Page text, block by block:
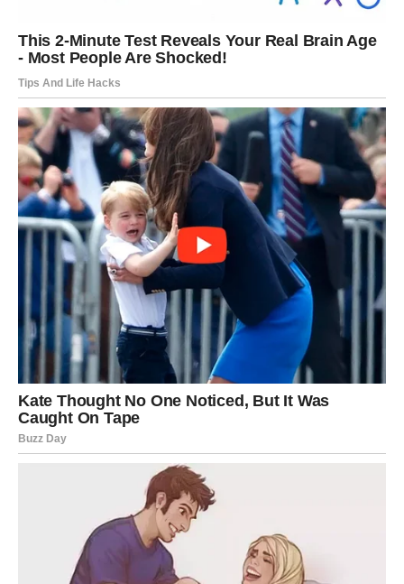
DJEVICA
Jedan problem koji vas dugo prati počinje se rješavati.
Osjećaj olakšanja bit će veći nego što očekujete.
Poruka zvijezda
Ne nosite više teret koji vam ne pripada.
Mir dolazi u pravom trenutku
Pred vama su važni trenuci.
VAGA
Pred vama je susret koji bi mogao ostaviti snažan utisak.
Sudbina vam šalje osobu ili priliku koja dolazi potpuno
neočekivano.